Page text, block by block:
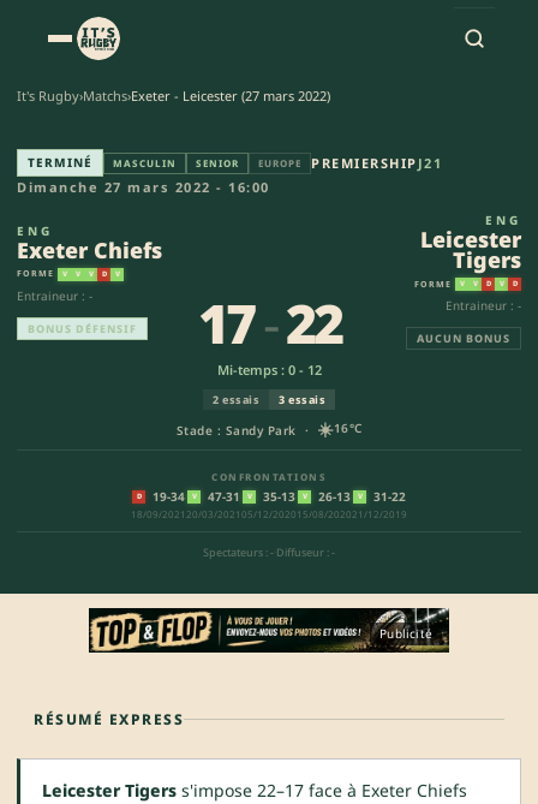
It's Rugby›Matchs›Exeter - Leicester (27 mars 2022)
Exeter Chiefs - Leicester
TERMINÉ MASCULIN SENIOR EUROPE PREMIERSHIP J21
Dimanche 27 mars 2022 - 16:00
ENG
Exeter Chiefs
FORME V V V D V
Entraineur : -
BONUS DÉFENSIF
Stade : Sandy Park · ☀️16°C
17-22
Mi-temps : 0 - 12
2 essais 3 essais
CONFRONTATIONS
D 19-34
18/09/2021
V 47-31
20/03/2021
V 35-13
05/12/2020
V 26-13
15/08/2020
V 31-22
21/12/2019
Spectateurs : - Diffuseur : -
ENG
Leicester
Tigers
FORME V V D V D
Entraineur : -
AUCUN BONUS
Publicité
RÉSUMÉ EXPRESS
Leicester Tigers s'impose 22–17 face à Exeter Chiefs